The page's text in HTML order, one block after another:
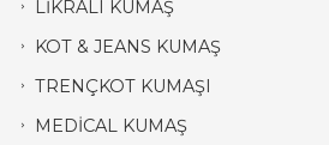
LİKRALI KUMAŞ
KOT & JEANS KUMAŞ
TRENÇKOT KUMAŞI
MEDİCAL KUMAŞ